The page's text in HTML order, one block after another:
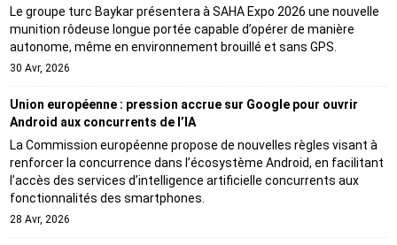
Le groupe turc Baykar présentera à SAHA Expo 2026 une nouvelle
munition rôdeuse longue portée capable d’opérer de manière
autonome, même en environnement brouillé et sans GPS.
30 Avr, 2026
Union européenne : pression accrue sur Google pour ouvrir
Android aux concurrents de l’IA
La Commission européenne propose de nouvelles règles visant à
renforcer la concurrence dans l’écosystème Android, en facilitant
l’accès des services d’intelligence artificielle concurrents aux
fonctionnalités des smartphones.
28 Avr, 2026